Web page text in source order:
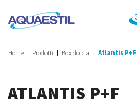
Home Prodotti Box doccia Atlantis P+F
ATLANTIS P+F